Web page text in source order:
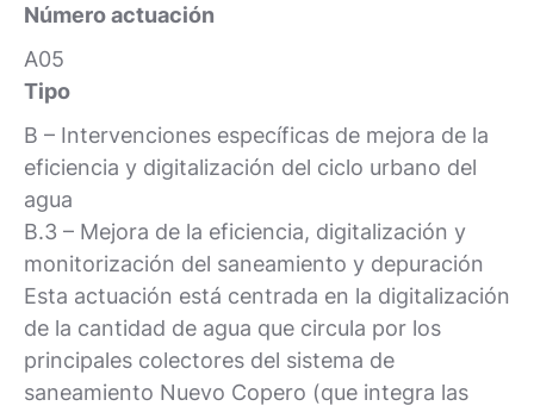
Número actuación
A05
Tipo
B – Intervenciones específicas de mejora de la
eficiencia y digitalización del ciclo urbano del
agua
B.3 – Mejora de la eficiencia, digitalización y
monitorización del saneamiento y depuración
Esta actuación está centrada en la digitalización
de la cantidad de agua que circula por los
principales colectores del sistema de
saneamiento Nuevo Copero (que integra las